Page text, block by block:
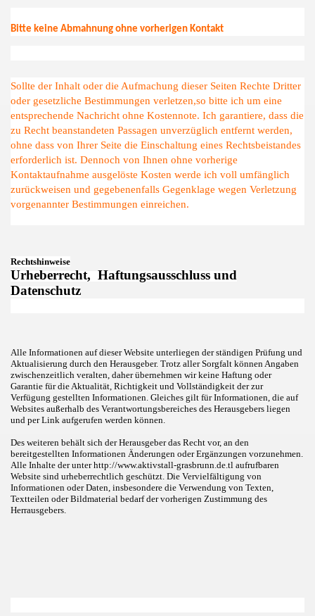
Bitte keine Abmahnung ohne vorherigen Kontakt
Sollte der Inhalt oder die Aufmachung dieser Seiten Rechte Dritter
oder gesetzliche Bestimmungen verletzen,so bitte ich um eine
entsprechende Nachricht ohne Kostennote. Ich garantiere, dass die
zu Recht beanstandeten Passagen unverzüglich entfernt werden,
ohne dass von Ihrer Seite die Einschaltung eines Rechtsbeistandes
erforderlich ist. Dennoch von Ihnen ohne vorherige
Kontaktaufnahme ausgelöste Kosten werde ich voll umfänglich
zurückweisen und gegebenenfalls Gegenklage wegen Verletzung
vorgenannter Bestimmungen einreichen.
Rechtshinweise
Urheberrecht, Haftungsausschluss und
Datenschutz
Alle Informationen auf dieser Website unterliegen der ständigen Prüfung und
Aktualisierung durch den Herausgeber. Trotz aller Sorgfalt können Angaben
zwischenzeitlich veralten, daher übernehmen wir keine Haftung oder
Garantie für die Aktualität, Richtigkeit und Vollständigkeit der zur
Verfügung gestellten Informationen. Gleiches gilt für Informationen, die auf
Websites außerhalb des Verantwortungsbereiches des Herausgebers liegen
und per Link aufgerufen werden können.
Des weiteren behält sich der Herausgeber das Recht vor, an den
bereitgestellten Informationen Änderungen oder Ergänzungen vorzunehmen.
Alle Inhalte der unter http://www.aktivstall-grasbrunn.de.tl aufrufbaren
Website sind urheberrechtlich geschützt. Die Vervielfältigung von
Informationen oder Daten, insbesondere die Verwendung von Texten,
Textteilen oder Bildmaterial bedarf der vorherigen Zustimmung des
Herrausgebers.